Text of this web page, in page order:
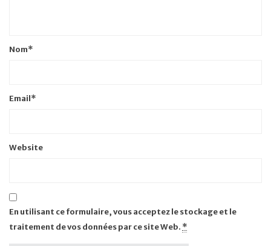
Nom*
Email*
Website
En utilisant ce formulaire, vous acceptez le stockage et le
traitement de vos données par ce site Web. *